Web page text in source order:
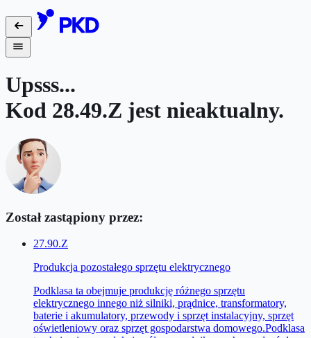
Upsss...
Kod 28.49.Z jest nieaktualny.
Został zastąpiony przez:
27.90.Z
Produkcja pozostałego sprzętu elektrycznego
Podklasa ta obejmuje produkcję różnego sprzętu
elektrycznego innego niż silniki, prądnice, transformatory,
baterie i akumulatory, przewody i sprzęt instalacyjny, sprzęt
oświetleniowy oraz sprzęt gospodarstwa domowego.Podklasa